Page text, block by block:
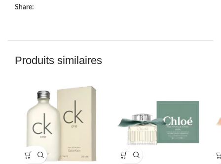
Share:
Produits similaires